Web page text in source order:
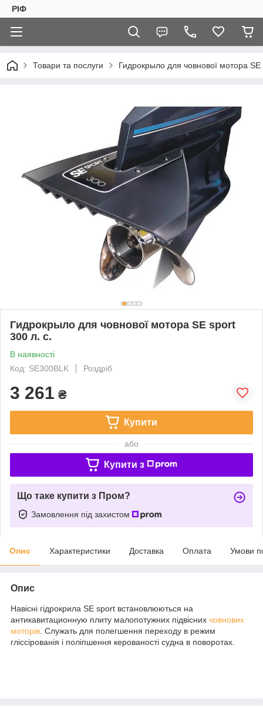
РІФ
Товари та послуги Гидрокрыло для човнової мотора
Гидрокрыло для човнової мотора SE sport
300 л. с.
В наявності
Код: SE300BLK
Роздріб
3 261 ₴
Купити
або
Купити з
Що таке купити з Пром?
Замовлення під захистом
Опис Характеристики Доставка Оплата Умови
Опис
Навісні гідрокрила SE sport встановлюються на
антикавитационную плиту малопотужних підвісних човнових
моторів . Служать для полегшення переходу в режим
гліссірованія і поліпшення керованості судна в поворотах.